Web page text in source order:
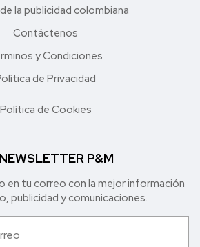
la publicidad colombiana
Contáctenos
y Condiciones
de Privacidad
Política de Cookies
NEWSLETTER P&M
tu correo con la mejor in formación
publicidad y comunicaciones.